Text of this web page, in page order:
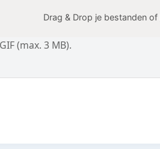
Drag & Drop je bestanden of
(max. 3 MB).